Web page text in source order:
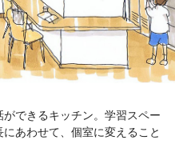
できるキッチン。学習スペー
あわせて、個室に変えること